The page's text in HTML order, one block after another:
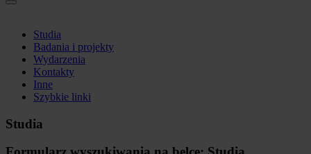
Studia
Badania i projekty
Wydarzenia
Kontakty
Inne
Szybkie linki
Studia